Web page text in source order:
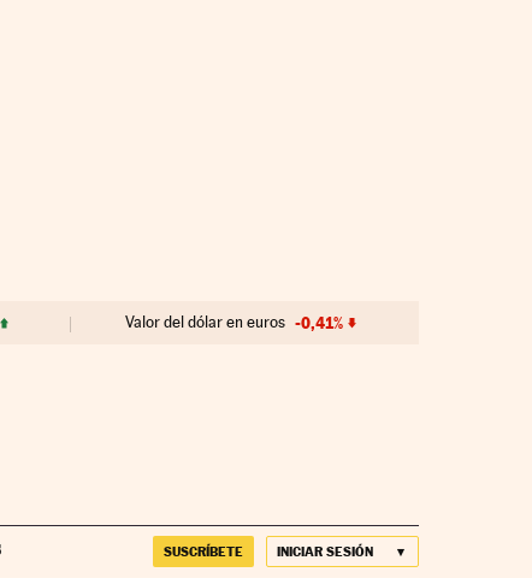
Valor del dólar en euros -0,41%
SUSCRÍBETE INICIAR SESIÓN